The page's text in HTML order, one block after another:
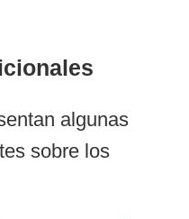
algunas
sobre los